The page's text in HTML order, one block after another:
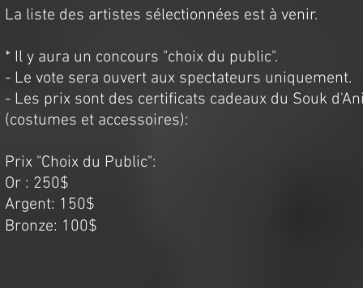
La liste des artistes sélectionnées est à venir.
* Il y aura un concours "choix du public".
- Le vote sera ouvert aux spectateurs uniquement.
- Les prix sont des certificats cadeaux du Souk
(costumes et accessoires):
Prix "Choix du Public":
Or : 250$
Argent: 150$
Bronze: 100$